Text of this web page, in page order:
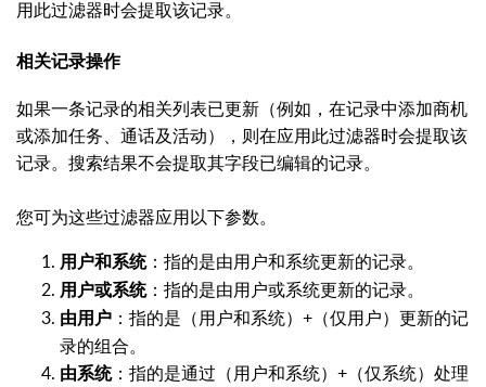
用此过滤器时会提取该记录。
相关记录操作
如果一条记录的相关列表已更新（例如，在记录中添加商机
或添加任务、通话及活动），则在应用此过滤器时会提取该
记录。搜索结果不会提取其字段已编辑的记录。
您可为这些过滤器应用以下参数。
用户和系统：指的是由用户和系统更新的记录。
用户或系统：指的是由用户或系统更新的记录。
由用户 ：指的是（用户和系统）+（仅用户）更新的记
录的组合。
由系统：指的是通过（用户和系统）+（仅系统）处理